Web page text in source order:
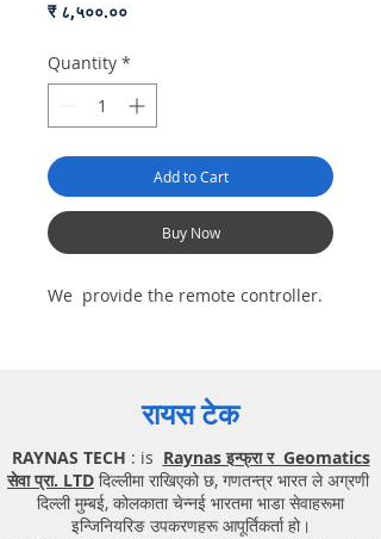
₹ ८,५००.००Price
Quantity *
Add to Cart
Buy Now
We provide the remote controller.
रायस टेक
RAYNAS TECH : is Raynas इन्फ्रा र Geomatics
सेवा प्रा. LTD दिल्लीमा राखिएको छ, गणतन्त्र भारत ले अग्रणी
दिल्ली मुम्बई, कोलकाता चेन्नई भारतमा भाडा सेवाहरूमा
इन्जिनियरिङ उपकरणहरू आपूर्तिकर्ता हो।